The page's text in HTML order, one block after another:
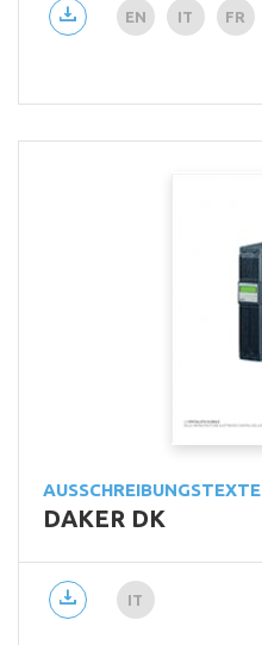
EN IT FR
AUSSCHREIBUNGSTEXTE
DAKER DK
IT